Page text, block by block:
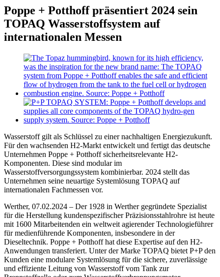
Poppe + Potthoff präsentiert 2024 sein
TOPAQ Wasserstoffsystem auf
internationalen Messen
Wasserstoff gilt als Schlüssel zu einer nachhaltigen Energiezukunft.
Für den wachsenden H2-Markt entwickelt und fertigt das deutsche
Unternehmen Poppe + Potthoff sicherheitsrelevante H2-
Komponenten. Diese sind modular im
Wasserstoffversorgungssystem kombinierbar. 2024 stellt das
Unternehmen seine neuartige Systemlösung TOPAQ auf
internationalen Fachmessen vor.
Werther, 07.02.2024 – Der 1928 in Werther gegründete Spezialist
für die Herstellung kundenspezifischer Präzisionsstahlrohre ist heute
mit 1600 Mitarbeitenden ein weltweit agierender Technologieführer
für medienführende Komponenten, insbesondere in der
Dieseltechnik. Poppe + Potthoff hat diese Expertise auf den H2-
Anwendungen transferiert. Unter der Marke TOPAQ bietet P+P den
Kunden eine modulare Systemlösung für die sichere, zuverlässige
und effiziente Leitung von Wasserstoff vom Tank zur